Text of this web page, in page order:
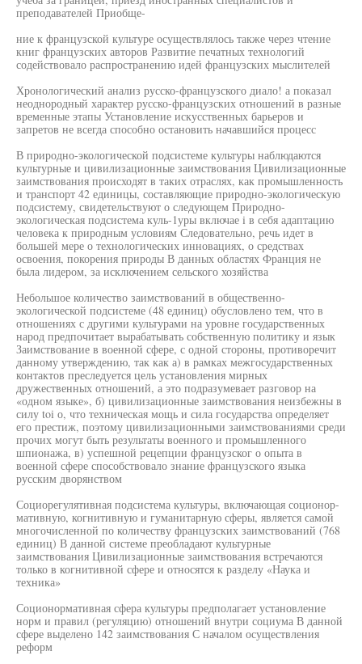
преподавателей Приобще-
ние к французской культуре осуществлялось также через чтение
книг французских авторов Развитие печатных технологий
содействовало распространению идей французских мыслителей
Хронологический анализ русско-французского диало! а показал
неоднородный характер русско-французских отношений в разные
временные этапы Установление искусственных барьеров и
запретов не всегда способно остановить начавшийся процесс
В природно-экологической подсистеме культуры наблюдаются
культурные и цивилизационные заимствования Цивилизационные
заимствования происходят в таких отраслях, как промышленность
и транспорт 42 единицы, составляющие природно-экологическую
подсистему, свидетельствуют о следующем Природно-
экологическая подсистема куль-1уры включае i в себя адаптацию
человека к природным условиям Следовательно, речь идет в
большей мере о технологических инновациях, о средствах
освоения, покорения природы В данных областях Франция не
была лидером, за исключением сельского хозяйства
Небольшое количество заимствований в общественно-
экологической подсистеме (48 единиц) обусловлено тем, что в
отношениях с другими культурами на уровне государственных
народ предпочитает вырабатывать собственную политику и язык
Заимствование в военной сфере, с одной стороны, противоречит
данному утверждению, так как а) в рамках межгосударственных
контактов преследуется цель установления мирных
дружественных отношений, а это подразумевает разговор на
«одном языке», б) цивилизационные заимствования неизбежны в
силу toi о, что техническая мощь и сила государства определяет
его престиж, поэтому цивилизационными заимствованиями среди
прочих могут быть результаты военного и промышленного
шпионажа, в) успешной рецепции французског о опыта в
военной сфере способствовало знание французского языка
русским дворянством
Социорегулятивная подсистема культуры, включающая соционор-
мативную, когнитивную и гуманитарную сферы, является самой
многочисленной по количеству французских заимствований (768
единиц) В данной системе преобладают культурные
заимствования Цивилизационные заимствования встречаются
только в когнитивной сфере и относятся к разделу «Наука и
техника»
Соционормативная сфера культуры предполагает установление
норм и правил (регуляцию) отношений внутри социума В данной
сфере выделено 142 заимствования С началом осуществления
реформ